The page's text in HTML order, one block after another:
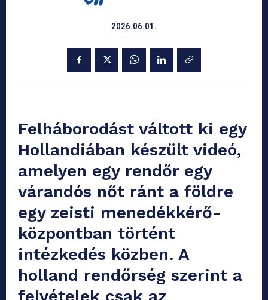
2026.06.01.
Felháborodást váltott ki egy
Hollandiában készült videó,
amelyen egy rendőr egy
várandós nőt ránt a földre
egy zeisti menedékkérő-
központban történt
intézkedés közben. A
holland rendőrség szerint a